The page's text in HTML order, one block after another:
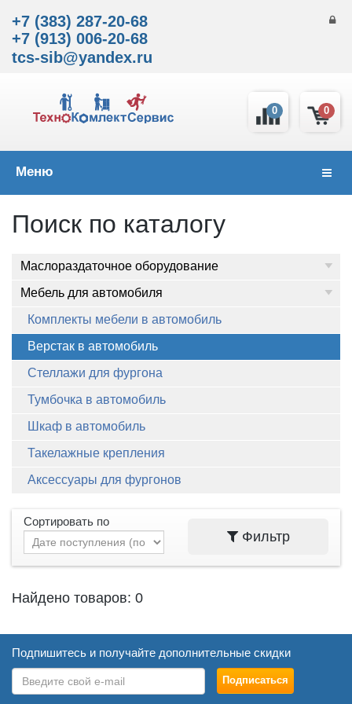
+7 (383) 287-20-68
+7 (913) 006-20-68
tcs-sib@yandex.ru
0
0
Меню
Поиск по каталогу
Маслораздаточное оборудование
Мебель для автомобиля
Комплекты мебели в автомобиль
Верстак в автомобиль
Стеллажи для фургона
Тумбочка в автомобиль
Шкаф в автомобиль
Такелажные крепления
Аксессуары для фургонов
Сортировать по
Фильтр
Найдено товаров: 0
Подпишитесь и получайте дополнительные скидки